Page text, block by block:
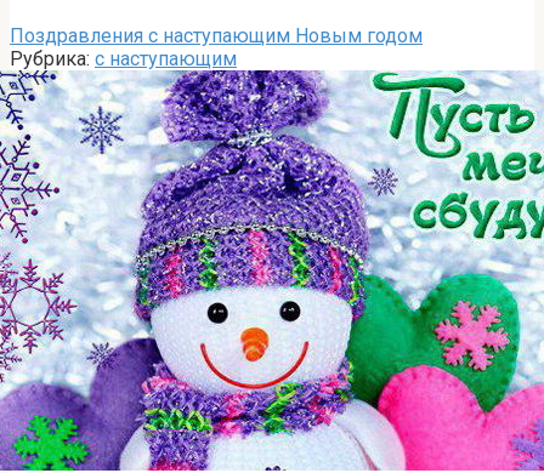
Поздравления с наступающим Новым годом
Рубрика: с наступающим